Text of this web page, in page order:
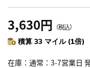
3,630円 （税込）
積算 33 マイル (1倍)
在庫 通常：3-7営業日